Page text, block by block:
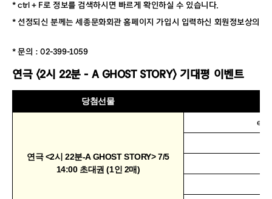
* ctrl + F로 정보를 검색하시면 빠르게 확인하실 수 있습니다.
* 선정되신 분께는 세종문화회관 홈페이지 가입시 입력하신 회원정보상의
* 문의 : 02-399-1059
연극 〈2시 22분 - A GHOST STORY〉 기대평 이벤트
당첨선물
연극 <2시 22분-A GHOST STORY> 7/5
14:00 초대권 (1인 2매)